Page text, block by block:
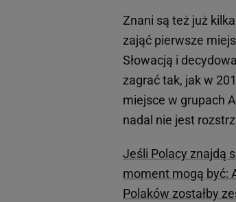
Znani są też już
zająć pierwsze
Słowacją i
zagrać tak, jak w
miejsce w grupach
nadal nie jest
Jeśli Polacy znajdą
moment mogą być:
Polaków zostałby